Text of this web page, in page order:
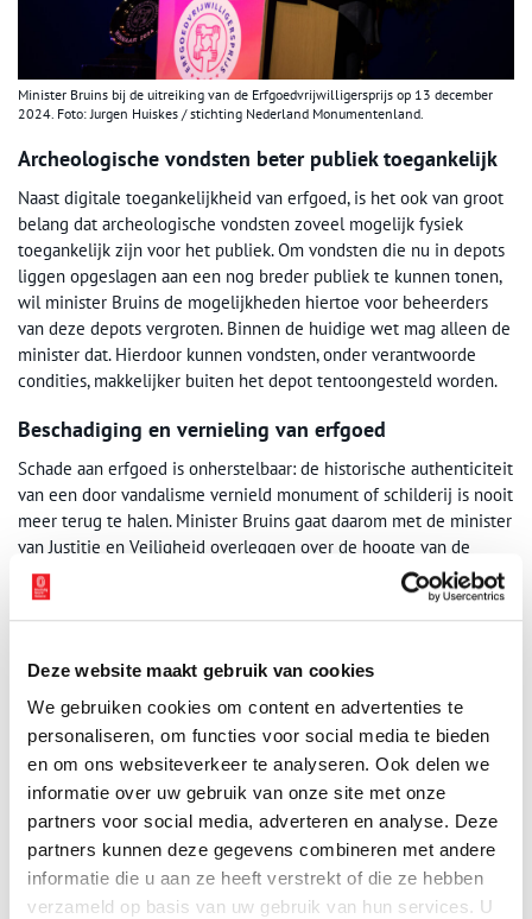
Deze website maakt gebruik van cookies
We gebruiken cookies om content en advertenties te
personaliseren, om functies voor social media te bieden
en om ons websiteverkeer te analyseren. Ook delen we
informatie over uw gebruik van onze site met onze
partners voor social media, adverteren en analyse. Deze
partners kunnen deze gegevens combineren met andere
informatie die u aan ze heeft verstrekt of die ze hebben
verzameld op basis van uw gebruik van hun services. U
Minister Bruins bij de uitreiking van de Erfgoedvrijwilligersprijs op 13 december
2024. Foto: Jurgen Huiskes / stichting Nederland Monumentenland.
Archeologische vondsten beter publiek toegankelijk
Naast digitale toegankelijkheid van erfgoed, is het ook van groot
belang dat archeologische vondsten zoveel mogelijk fysiek
toegankelijk zijn voor het publiek. Om vondsten die nu in depots
liggen opgeslagen aan een nog breder publiek te kunnen tonen,
wil minister Bruins de mogelijkheden hiertoe voor beheerders
van deze depots vergroten. Binnen de huidige wet mag alleen de
minister dat. Hierdoor kunnen vondsten, onder verantwoorde
condities, makkelijker buiten het depot tentoongesteld worden.
Beschadiging en vernieling van erfgoed
Schade aan erfgoed is onherstelbaar: de historische authenticiteit
van een door vandalisme vernield monument of schilderij is nooit
meer terug te halen. Minister Bruins gaat daarom met de minister
van Justitie en Veiligheid overleggen over de hoogte van de
strafmaat die er staat op overtredingen en misdrijven waarbij
erfgoed het slachtoffer is. De minister wil bekijken of de
bestaande straffen voldoende afschrikken.
Aanpassing van de Erfgoedwet
De huidige Erfgoedwet, die in 2016 werd ingevoerd, biedt een
stevig juridisch kader voor het behoud van erfgoed. Uit recente
evaluaties en adviezen, onder andere van de Rijksdienst voor het
Cultureel Erfgoed, is echter gebleken dat verbeteringen nodig
zijn om in te spelen op nieuwe ontwikkelingen. De verbetering
van de Erfgoedwet gaat in nauwe samenwerking met
erfgoedorganisaties, gemeenten, vrijwilligers en andere
betrokkenen.